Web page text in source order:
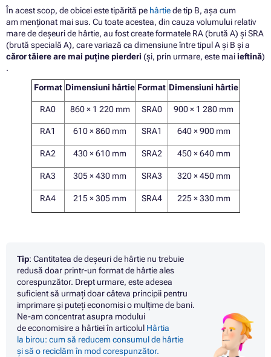
În acest scop, de obicei este tipărită pe hârtiede tip B, așa cum
am menționat mai sus. Cu toate acestea, din cauza volumului relativ
mare de deșeuri de hârtie, au fost create formatele RA (brută A) și SRA
(brută specială A), care variază ca dimensiune între tipul A și B și a
căror tăiere are mai puține pierderi (și, prin urmare, este maiieftină)
.
Format Dimensiuni hârtie Format Dimensiuni hârtie
RA0 860 × 1 220 mm SRA0 900 × 1 280 mm
RA1 610 × 860 mm SRA1 640 × 900 mm
RA2 430 × 610 mm SRA2 450 × 640 mm
RA3 305 × 430 mm SRA3 320 × 450 mm
RA4 215 × 305 mm SRA4 225 × 330 mm
Tip: Cantitatea de deșeuri de hârtie nu trebuie
redusă doar printr-un format de hârtie ales
corespunzător. Drept urmare, este adesea
suficient să urmați doar câteva principii pentru
imprimare și puteți economisi o mulțime de bani.
Ne-am concentrat asupra modului
de economisire a hârtiei în articolul Hârtia
la birou: cum să reducem consumul de hârtie
și să o reciclăm în mod corespunzător.